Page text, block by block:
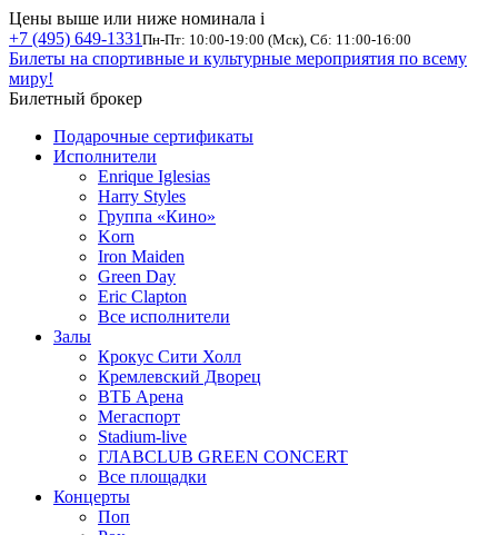
Цены выше или ниже номинала i
+7 (495) 649-1331 Пн-Пт: 10:00-19:00 (Мск), Сб: 11:00-16:00
Билеты на спортивные и культурные мероприятия по всему
миру!
Билетный брокер
Подарочные сертификаты
Исполнители
Enrique Iglesias
Harry Styles
Группа «Кино»
Korn
Iron Maiden
Green Day
Eric Clapton
Все исполнители
Залы
Крокус Сити Холл
Кремлевский Дворец
ВТБ Арена
Мегаспорт
Stadium-live
ГЛАВCLUB GREEN CONCERT
Все площадки
Концерты
Поп